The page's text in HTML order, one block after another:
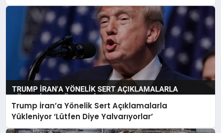
Trump İran’a Yönelik Sert Açıklamalarla
Yükleniyor ‘Lütfen Diye Yalvarıyorlar’